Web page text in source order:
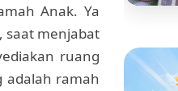
Anak. Ya
saat menjabat
ruang
adalah ramah
yang